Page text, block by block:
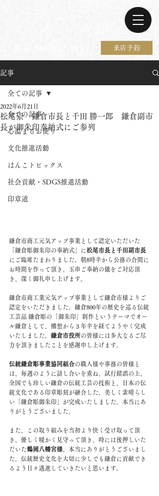
来店予約
記事
全ての記事
心温まるお便り
文化推進活動
はんこトピックス
社会貢献・SDGS推進活動
印章道
全ての記事
松尾崇 鎌倉市長と千田 勝一郎 鎌倉副市
長が御朱印奉納式にご参列
2022年6月21日
鎌倉市商工元気アップ事業として認定いただいた
「鎌倉彫御朱印の奉納式」に松尾市長と千田副市長
にご臨席たまわりました。朝8時半から公務の合間に
お時間を作って頂き、玉串ご奉納の儀をご対応頂
き、深く御礼申し上げます。
鎌倉市商工業元気アップ事業として鎌倉市様よりご
認定をいただきました。鎌倉800年の歴史を巡る伝統
工芸品 鎌倉彫の「御朱印」制作というテーマでオー
ル鎌倉として、構想から３年半を経てようやく完成
いたしました。 鎌倉市役所の皆様には多大なるご尽
力を頂きましたことを感謝申し上げます。
伝統鎌倉彫事業協同組合の職人様や事務の皆様と
は、毎週のように話し合いを重ね、試行錯誤の上、
全国でも珍しい鎌倉の伝統工芸の技術と、日本の伝
統文化である印章彫刻が融合した、美しく素晴らし
い「鎌倉彫御朱印」が完成いたしました。本当にあ
りがとうございました。
また、この取り組みを当初より快く受け取って頂
き、優しく暖かく見守って頂き、時には後押しいた
だいた鶴岡八幡宮様 、本当にありがとうございまし
た。伝統歴史文化を大切に少しでも鎌倉に貢献でき
るよう日々邁進していきたいと思います。